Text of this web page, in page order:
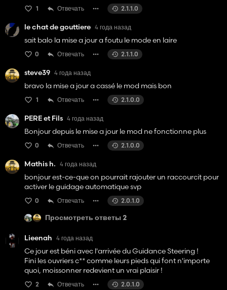
1 Отвечать 2.1.1.0
le chat de gouttiere 4 года назад
sait balo la mise a jour a foutu le mode en laire
0 Отвечать 2.1.1.0
steve39 4 года назад
bravo la mise a jour a cassé le mod mais bon
1 Отвечать 2.1.0.0
PERE et Fils 4 года назад
Bonjour depuis le mise a jour le mod ne fonctionne plus
0 Отвечать 2.1.0.0
Mathis h. 4 года назад
bonjour est-ce-que on pourrait rajouter un raccourcit pour
activer le guidage automatique svp
0 Отвечать 2.0.1.0
Просмотреть ответы 2
Lieenah 4 года назад
Ce jour est béni avec l'arrivée du Guidance Steering !
Fini les ouvriers c** comme leurs pieds qui font n'importe
quoi, moissonner redevient un vrai plaisir !
2 Отвечать 2.0.1.0